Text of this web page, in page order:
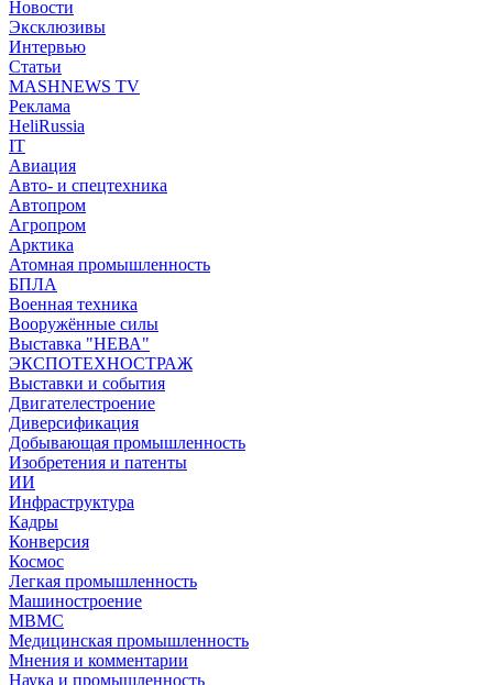
Новости
Эксклюзивы
Интервью
Статьи
MASHNEWS TV
Реклама
HeliRussia
IT
Авиация
Авто- и спецтехника
Автопром
Агропром
Арктика
Атомная промышленность
БПЛА
Военная техника
Вооружённые силы
Выставка "НЕВА"
ЭКСПОТЕХНОСТРАЖ
Выставки и события
Двигателестроение
Диверсификация
Добывающая промышленность
Изобретения и патенты
ИИ
Инфраструктура
Кадры
Конверсия
Космос
Легкая промышленность
Машиностроение
МВМС
Медицинская промышленность
Мнения и комментарии
Наука и промышленность